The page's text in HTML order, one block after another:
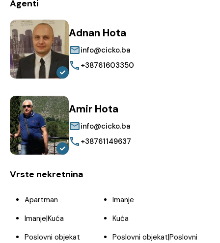
Agenti
Adnan Hota
info@cicko.ba
+38761603350
Amir Hota
info@cicko.ba
+38761149637
Vrste nekretnina
Apartman
Imanje
Imanje|Kuća
Kuća
Poslovni objekat
Poslovni objekat|Poslovni